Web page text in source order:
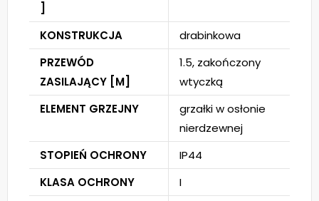
KONSTRUKCJA
drabinkowa
PRZEWÓD
ZASILAJĄCY [M]
1.5, zakończony
wtyczką
ELEMENT GRZEJNY
grzałki w osłonie
nierdzewnej
STOPIEŃ OCHRONY
IP44
KLASA OCHRONY
I